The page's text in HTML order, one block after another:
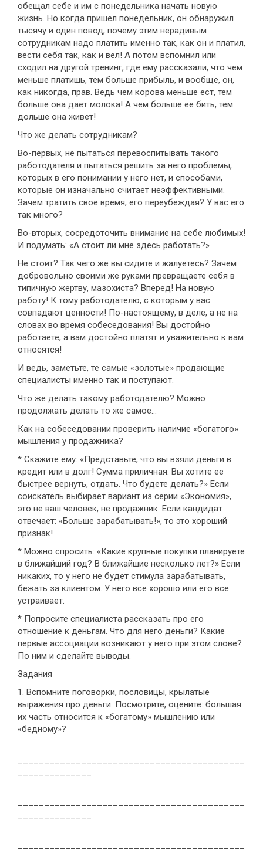
обещал себе и им с понедельника начать новую
жизнь. Но когда пришел понедельник, он обнаружил
тысячу и один повод, почему этим нерадивым
сотрудникам надо платить именно так, как он и платил,
вести себя так, как и вел! А потом вспомнил или
сходил на другой тренинг, где ему рассказали, что чем
меньше платишь, тем больше прибыль, и вообще, он,
как никогда, прав. Ведь чем корова меньше ест, тем
больше она дает молока! А чем больше ее бить, тем
дольше она живет!
Что же делать сотрудникам?
Во-первых, не пытаться перевоспитывать такого
работодателя и пытаться решить за него проблемы,
которых в его понимании у него нет, и способами,
которые он изначально считает неэффективными.
Зачем тратить свое время, его переубеждая? У вас его
так много?
Во-вторых, сосредоточить внимание на себе любимых!
И подумать: «А стоит ли мне здесь работать?»
Не стоит? Так чего же вы сидите и жалуетесь? Зачем
добровольно своими же руками превращаете себя в
типичную жертву, мазохиста? Вперед! На новую
работу! К тому работодателю, с которым у вас
совпадают ценности! По-настоящему, в деле, а не на
словах во время собеседования! Вы достойно
работаете, а вам достойно платят и уважительно к вам
относятся!
И ведь, заметьте, те самые «золотые» продающие
специалисты именно так и поступают.
Что же делать такому работодателю? Можно
продолжать делать то же самое...
Как на собеседовании проверить наличие «богатого»
мышления у продажника?
* Скажите ему: «Представьте, что вы взяли деньги в
кредит или в долг! Сумма приличная. Вы хотите ее
быстрее вернуть, отдать. Что будете делать?» Если
соискатель выбирает вариант из серии «Экономия»,
это не ваш человек, не продажник. Если кандидат
отвечает: «Больше зарабатывать!», то это хороший
признак!
* Можно спросить: «Какие крупные покупки планируете
в ближайший год? В ближайшие несколько лет?» Если
никаких, то у него не будет стимула зарабатывать,
бежать за клиентом. У него все хорошо или его все
устраивает.
* Попросите специалиста рассказать про его
отношение к деньгам. Что для него деньги? Какие
первые ассоциации возникают у него при этом слове?
По ним и сделайте выводы.
Задания
1. Вспомните поговорки, пословицы, крылатые
выражения про деньги. Посмотрите, оцените: большая
их часть относится к «богатому» мышлению или
«бедному»?